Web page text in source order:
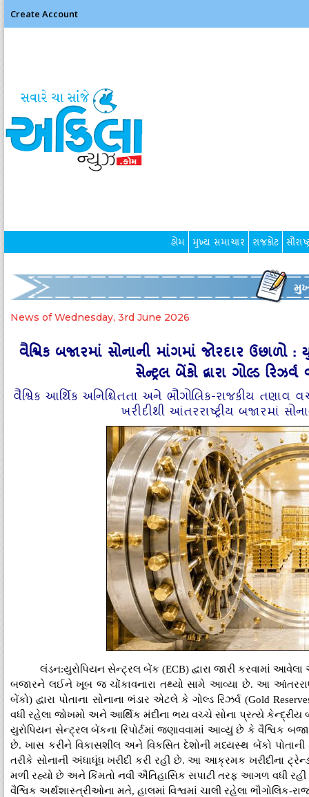
Create Account
હોમ મુખ્ય સમાચાર રાજકોટ
News of Wednesday, 3rd June 2026
વૈશ્વિક બજારમાં સોનાની માંગમાં જોરદાર ઉછાળો
સેન્ટ્રલ બેંકો દ્વારા ગોલ્ડ
વૈશ્વિક આર્થિક અનિશ્ચિતતા અને ભૌગોલિક-રાજકીય તણાવ
ખરીદીથી આંતરરાષ્ટ્રીય બજારમાં
લંડન:યુરોપિયન સેન્ટ્રલ બેંક (ECB) દ્વારા જારી કરવામાં આવેલા
બજારને લઈને ખૂબ જ ચોંકાવનારા તથ્યો સામે આવ્યા છે. આ
બેંકો) દ્વારા પોતાના સોનાના ભંડાર એટલે કે ગોલ્ડ રિઝર્વ (Gold
વધી રહેલા જોખમો અને આર્થિક મંદીના ભય વચ્ચે સોના પ્રત્યે કેન્દ્રીય
યુરોપિયન સેન્ટ્રલ બેંકના રિપોર્ટમાં જણાવવામાં આવ્યું છે કે વૈશ્વિક
છે. ખાસ કરીને વિકાસશીલ અને વિકસિત દેશોની મધ્યસ્થ બેંકો પોતાની
તરીકે સોનાની અંધાધૂંધ ખરીદી કરી રહી છે. આ આક્રમક ખરીદીના
મળી રહ્યો છે અને કિંમતો નવી ઐતિહાસિક સપાટી તરફ આગળ વધી
વૈશ્વિક અર્થશાસ્ત્રીઓના મતે, હાલમાં વિશ્વમાં ચાલી રહેલા ભૌગોલિક-